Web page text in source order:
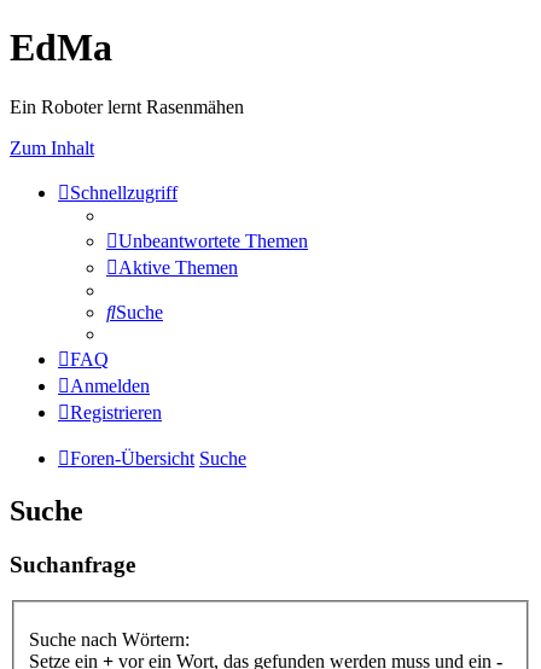
EdMa
Ein Roboter lernt Rasenmähen
Zum Inhalt
Schnellzugriff
Unbeantwortete Themen
Aktive Themen
Suche
FAQ
Anmelden
Registrieren
Foren-Übersicht Suche
Suche
Suchanfrage
Suche nach Wörtern:
Setze ein + vor ein Wort, das gefunden werden muss und ein -